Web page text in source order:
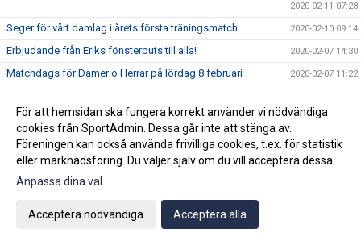
2020-02-11 07:28
Seger för vårt damlag i årets första träningsmatch 2020-02-10 09:14
Erbjudande från Eriks fönsterputs till alla! 2020-02-07 14:30
Matchdags för Damer o Herrar på lördag 8 februari 2020-02-07 11:22
Ang bilolyckan vid Fridhemsparken (nya IP) i måndags kväll 2020-02-04 20:37
ÄFF Herrlag 2020 2020-01-28 12:02
Vill du vara med om en upplevelse för livet? 2020-01-27 08:41
Akademin 2020
Damerna på gång inför säsongen!
För att hemsidan ska fungera korrekt använder vi nödvändiga
cookies från SportAdmin. Dessa går inte att stänga av.
Föreningen kan också använda frivilliga cookies, t.ex. för statistik
eller marknadsföring. Du väljer själv om du vill acceptera dessa.
Anpassa dina val
Acceptera nödvändiga Acceptera alla